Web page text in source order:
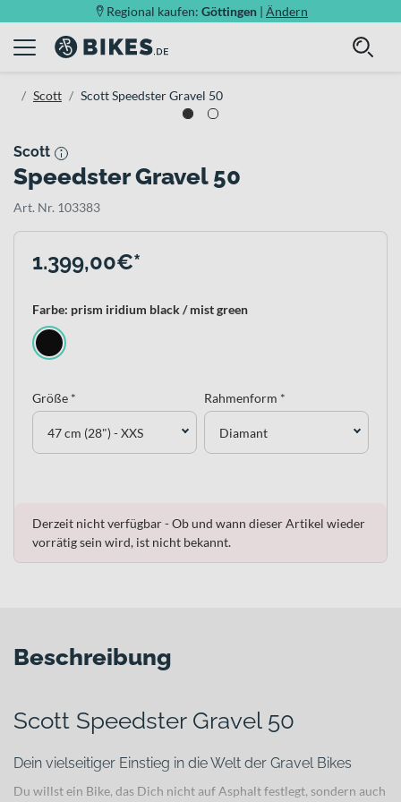
Regional kaufen: Göttingen | Ändern
Scott Scott Speedster Gravel 50
Scott
Speedster Gravel 50
Art. Nr. 103383
1.399,00€*
Farbe: prism iridium black / mist green
Größe *
47 cm (28") - XXS
Rahmenform *
Diamant
Derzeit nicht verfügbar - Ob und wann dieser Artikel wieder
vorrätig sein wird, ist nicht bekannt.
Beschreibung
Scott Speedster Gravel 50
Dein vielseitiger Einstieg in die Welt der Gravel Bikes
Du willst ein Bike, das Dich nicht auf Asphalt festlegt, sondern auch